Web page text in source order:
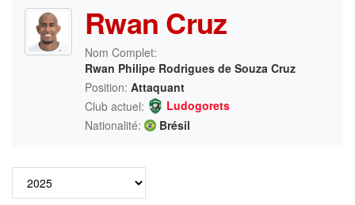
Rwan Cruz
Nom Complet:
Rwan Philipe Rodrigues de Souza Cruz
Position: Attaquant
Club actuel:
Ludogorets
Nationalité:
Brésil